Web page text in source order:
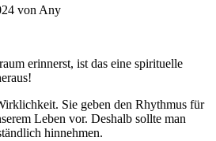
von Any
erinnerst, ist das eine spirituelle
Sie geben den Rhythmus für
Leben vor. Deshalb sollte man
hinnehmen.